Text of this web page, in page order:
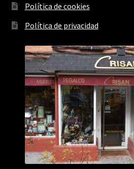
Política de cookies
Política de privacidad